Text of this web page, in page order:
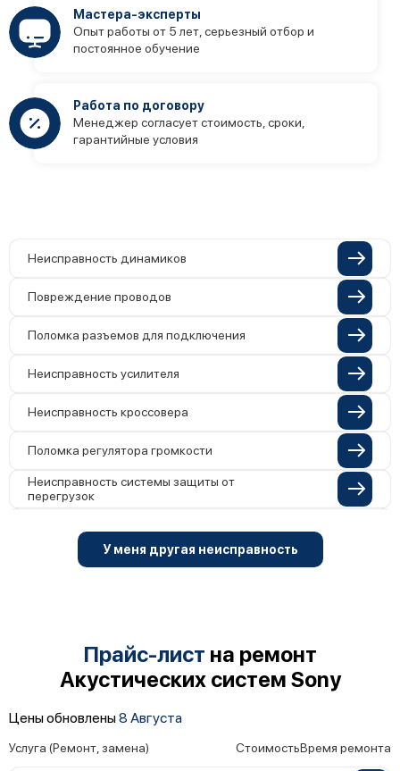
Мастера-эксперты
Опыт работы от 5 лет, серьезный отбор и
постоянное обучение
Работа по договору
Менеджер согласует стоимость, сроки,
гарантийные условия
Неисправность динамиков
Повреждение проводов
Поломка разъемов для подключения
Неисправность усилителя
Неисправность кроссовера
Поломка регулятора громкости
Неисправность системы защиты от
перегрузок
отключения
Неисправность системы защиты от
перенапряжения
Неисправность системы защиты от
замыкания
Повреждение системы защиты от
перегрузок
Неисправность системы защиты от
У меня другая неисправность
Прайс-лист на ремонт
Акустических систем Sony
Цены обновлены8 Августа
Услуга (Ремонт, замена) СтоимостьВремя ремонта